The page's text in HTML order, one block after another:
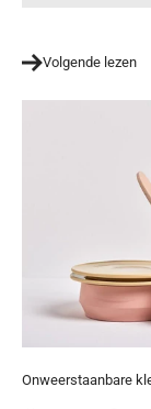
Volgende lezen
Onweerstaanbare